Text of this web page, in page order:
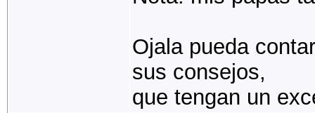
Ojala pueda
sus consejos,
que tengan un